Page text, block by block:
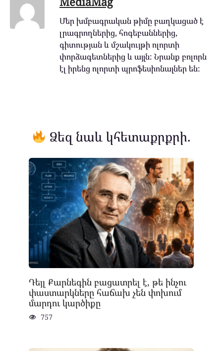
Մեր խմբագրական թիմը բաղկացած է
լրագրողներից, հոգեբաններից,
գիտության և մշակույթի ոլորտի
փորձագետներից և այլն: Նրանք բոլորն
էլ իրենց ոլորտի պրոֆեսիոնալներ են:
Ձեզ նաև կհետաքրքրի.
Դեյլ Քարնեգին բացատրել է, թե ինչու
փաստարկները հաճախ չեն փոխում
մարդու կարծիքը
757